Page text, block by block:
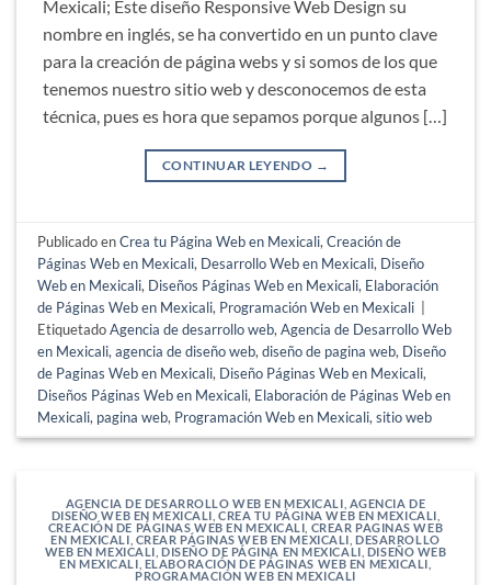
Mexicali; Este diseño Responsive Web Design su
nombre en inglés, se ha convertido en un punto clave
para la creación de página webs y si somos de los que
tenemos nuestro sitio web y desconocemos de esta
técnica, pues es hora que sepamos porque algunos […]
CONTINUAR LEYENDO →
Publicado enCrea tu Página Web en Mexicali,Creación de
Páginas Web en Mexicali, Desarrollo Web en Mexicali, Diseño
Web en Mexicali, Diseños Páginas Web en Mexicali, Elaboración
de Páginas Web en Mexicali, Programación Web en Mexicali
EtiquetadoAgencia de desarrollo web,Agencia de Desarrollo Web
en Mexicali,agencia de diseño web,diseño de pagina web, Diseño
de Paginas Web en Mexicali, Diseño Páginas Web en Mexicali,
Diseños Páginas Web en Mexicali, Elaboración de Páginas Web en
Mexicali, pagina web, Programación Web en Mexicali,sitio web
AGENCIA DE DESARROLLO WEB EN MEXICALI AGENCIA DE
DISEÑO WEB EN MEXICALI ,CREA TU PÁGINA WEB EN MEXICALI
CREACIÓN DE PÁGINAS WEB EN MEXICALI CREAR PAGINAS WEB
EN MEXICALI CREAR PÁGINAS WEB EN MEXICALI ,DESARROLLO
WEB EN MEXICALI ,DISEÑO DE PÁGINA EN MEXICALI DISEÑO WEB
EN MEXICALI ELABORACIÓN DE PÁGINAS WEB EN MEXICALI
PROGRAMACIÓN WEB EN MEXICALI